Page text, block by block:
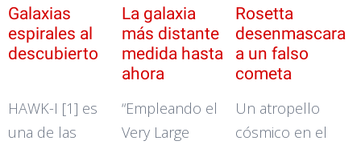
Galaxias
espirales al
descubierto
La galaxia
más distante
medida hasta
ahora
Rosetta
desenmascara
a un falso
cometa
HAWK-I [1] es
una de las
“Empleando el
Very Large
Un atropello
cósmico en el